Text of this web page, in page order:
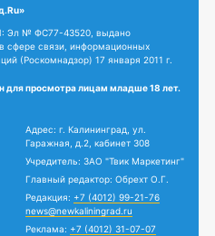
Эл № ФС77-43520, выдано
сфере связи, информационных
(Роскомнадзор) 17 января 2011 г.
для просмотра лицам младше 18 лет.
Адрес: г. Калининград, ул.
Гаражная, д.2, кабинет 308
Учредитель: ЗАО "Твик Маркетинг"
Главный редактор: Обрехт О.Г.
Редакция: +7 (4012) 99-21-76
news@newkaliningrad.ru
Реклама: +7 (4012) 31-07-07